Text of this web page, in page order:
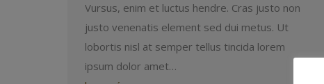
Vursus, enim et luctus hendre. Cras justo non
justo venenatis element sed dui metus. Ut
lobortis nisl at semper tellus tincida lorem
ipsum dolor amet…